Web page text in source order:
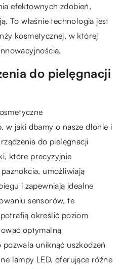
efektownych zdobień,
To właśnie technologia jest
kosmetycznej, w której
do pielęgnacji
w jaki dbamy o nasze dłonie i
do pielęgnacji
które precyzyjnie
umożliwiają
i zapewniają idealne
sensorów, te
określić poziom
optymalną
uniknąć uszkodzeń
lampy LED, oferujące różne